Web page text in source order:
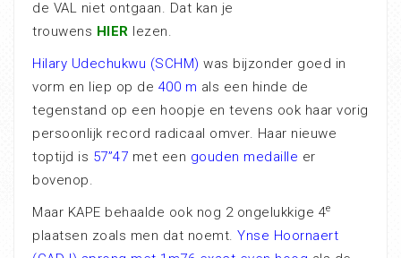
de VAL niet ontgaan. Dat kan je
trouwens HIER lezen.
Hilary Udechukwu (SCHM) was bijzonder goed in
vorm en liep op de 400 m als een hinde de
tegenstand op een hoopje en tevens ook haar vorig
persoonlijk record radicaal omver. Haar nieuwe
toptijd is 57”47 met een gouden medaille er
bovenop.
Maar KAPE behaalde ook nog 2 ongelukkige 4e
plaatsen zoals men dat noemt. Ynse Hoornaert